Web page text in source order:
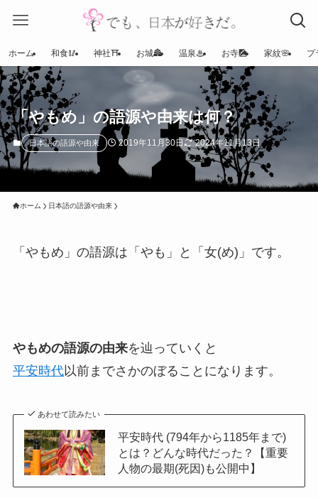
ホーム 和食🥢 神社⛩ お城🏯 温泉♨ お寺🎑 家紋🌸 プ
「やもめ」の語源や由来は何？
日本語の語源や由来 2019年11月30日 2024年11月13日
ホーム 日本語の語源や由来
「やもめ」の語源は「やも」と「女(め)」です。
やもめの語源の由来を辿っていくと
平安時代以前までさかのぼることになります。
あわせて読みたい
平安時代 (794年から1185年まで)
とは？どんな時代だった？【重要
人物の最期(死因)も公開中】